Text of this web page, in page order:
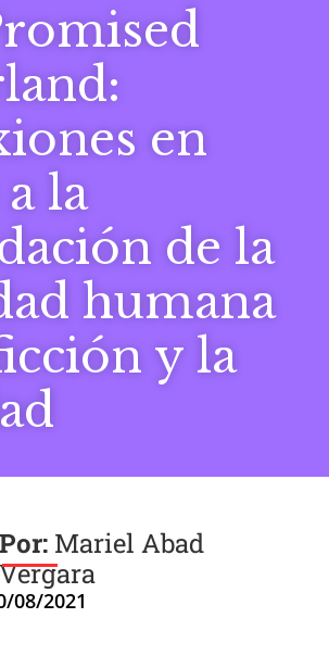
en
la
de la
humana
y la
Mariel Abad
Vergara
08/2021